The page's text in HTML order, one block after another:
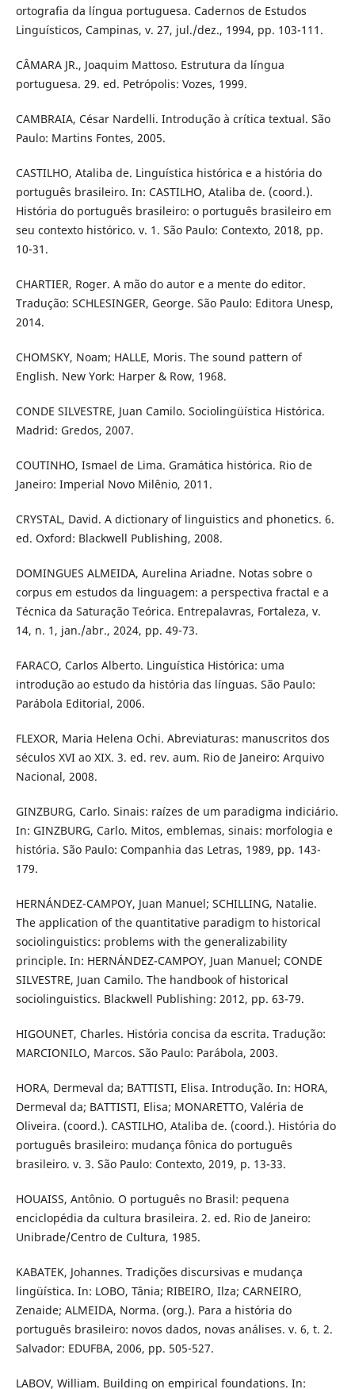
ortografia da língua portuguesa. Cadernos de Estudos
Linguísticos, Campinas, v. 27, jul./dez., 1994, pp. 103-111.
CÂMARA JR., Joaquim Mattoso. Estrutura da língua
portuguesa. 29. ed. Petrópolis: Vozes, 1999.
CAMBRAIA, César Nardelli. Introdução à crítica textual. São
Paulo: Martins Fontes, 2005.
CASTILHO, Ataliba de. Linguística histórica e a história do
português brasileiro. In: CASTILHO, Ataliba de. (coord.).
História do português brasileiro: o português brasileiro em
seu contexto histórico. v. 1. São Paulo: Contexto, 2018, pp.
10-31.
CHARTIER, Roger. A mão do autor e a mente do editor.
Tradução: SCHLESINGER, George. São Paulo: Editora Unesp,
2014.
CHOMSKY, Noam; HALLE, Moris. The sound pattern of
English. New York: Harper & Row, 1968.
CONDE SILVESTRE, Juan Camilo. Sociolingüística Histórica.
Madrid: Gredos, 2007.
COUTINHO, Ismael de Lima. Gramática histórica. Rio de
Janeiro: Imperial Novo Milênio, 2011.
CRYSTAL, David. A dictionary of linguistics and phonetics. 6.
ed. Oxford: Blackwell Publishing, 2008.
DOMINGUES ALMEIDA, Aurelina Ariadne. Notas sobre o
corpus em estudos da linguagem: a perspectiva fractal e a
Técnica da Saturação Teórica. Entrepalavras, Fortaleza, v.
14, n. 1, jan./abr., 2024, pp. 49-73.
FARACO, Carlos Alberto. Linguística Histórica: uma
introdução ao estudo da história das línguas. São Paulo:
Parábola Editorial, 2006.
FLEXOR, Maria Helena Ochi. Abreviaturas: manuscritos dos
séculos XVI ao XIX. 3. ed. rev. aum. Rio de Janeiro: Arquivo
Nacional, 2008.
GINZBURG, Carlo. Sinais: raízes de um paradigma indiciário.
In: GINZBURG, Carlo. Mitos, emblemas, sinais: morfologia e
história. São Paulo: Companhia das Letras, 1989, pp. 143-
179.
HERNÁNDEZ-CAMPOY, Juan Manuel; SCHILLING, Natalie.
The application of the quantitative paradigm to historical
sociolinguistics: problems with the generalizability
principle. In: HERNÁNDEZ-CAMPOY, Juan Manuel; CONDE
SILVESTRE, Juan Camilo. The handbook of historical
sociolinguistics. Blackwell Publishing: 2012, pp. 63-79.
HIGOUNET, Charles. História concisa da escrita. Tradução:
MARCIONILO, Marcos. São Paulo: Parábola, 2003.
HORA, Dermeval da; BATTISTI, Elisa. Introdução. In: HORA,
Dermeval da; BATTISTI, Elisa; MONARETTO, Valéria de
Oliveira. (coord.). CASTILHO, Ataliba de. (coord.). História do
português brasileiro: mudança fônica do português
brasileiro. v. 3. São Paulo: Contexto, 2019, p. 13-33.
HOUAISS, Antônio. O português no Brasil: pequena
enciclopédia da cultura brasileira. 2. ed. Rio de Janeiro:
Unibrade/Centro de Cultura, 1985.
KABATEK, Johannes. Tradições discursivas e mudança
lingüística. In: LOBO, Tânia; RIBEIRO, Ilza; CARNEIRO,
Zenaide; ALMEIDA, Norma. (org.). Para a história do
português brasileiro: novos dados, novas análises. v. 6, t. 2.
Salvador: EDUFBA, 2006, pp. 505-527.
LABOV, William. Building on empirical foundations. In: